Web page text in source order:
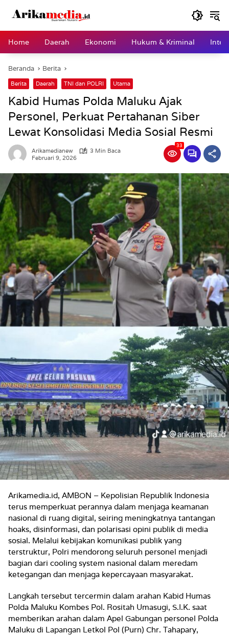
Home
Daerah Ekonomi Hukum & Kriminal
Beranda Berita
Berita Daerah TNI dan POLRI Utama
Kabid Humas Polda Maluku Ajak
Personel, Perkuat Pertahanan Siber
Lewat Konsolidasi Media Sosial Resmi
Arikamedianew
3 Min Baca
Februari 9, 2026
33
Arikamedia.id, AMBON – Kepolisian Republik Indonesia
terus memperkuat perannya dalam menjaga keamanan
nasional di ruang digital, seiring meningkatnya tantangan
hoaks, disinformasi, dan polarisasi opini publik di media
sosial. Melalui kebijakan komunikasi publik yang
terstruktur, Polri mendorong seluruh personel menjadi
bagian dari cooling system nasional dalam meredam
ketegangan dan menjaga kepercayaan masyarakat.
Langkah tersebut tercermin dalam arahan Kabid Humas
Polda Maluku Kombes Pol. Rositah Umasugi, S.I.K. saat
memberikan arahan dalam Apel Gabungan personel Polda
Maluku di Lapangan Letkol Pol (Purn) Chr. Tahapary,